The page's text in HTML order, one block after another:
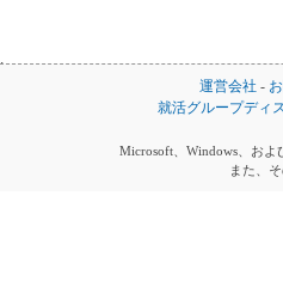
運営会社 -
就活グループディ
Microsoft、Windows、お
また、